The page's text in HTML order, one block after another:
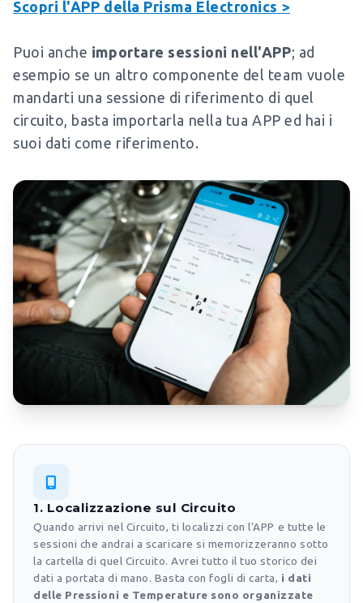
Scopri l'APP della Prisma Electronics >
Puoi anche importare sessioni nell'APP; ad
esempio se un altro componente del team vuole
mandarti una sessione di riferimento di quel
circuito, basta importarla nella tua APP ed hai i
suoi dati come riferimento.
1. Localizzazione sul Circuito
Quando arrivi nel Circuito, ti localizzi con l'APP e tutte le
sessioni che andrai a scaricare si memorizzeranno sotto
la cartella di quel Circuito. Avrei tutto il tuo storico dei
dati a portata di mano. Basta con fogli di carta, i dati
delle Pressioni e Temperature sono organizzate